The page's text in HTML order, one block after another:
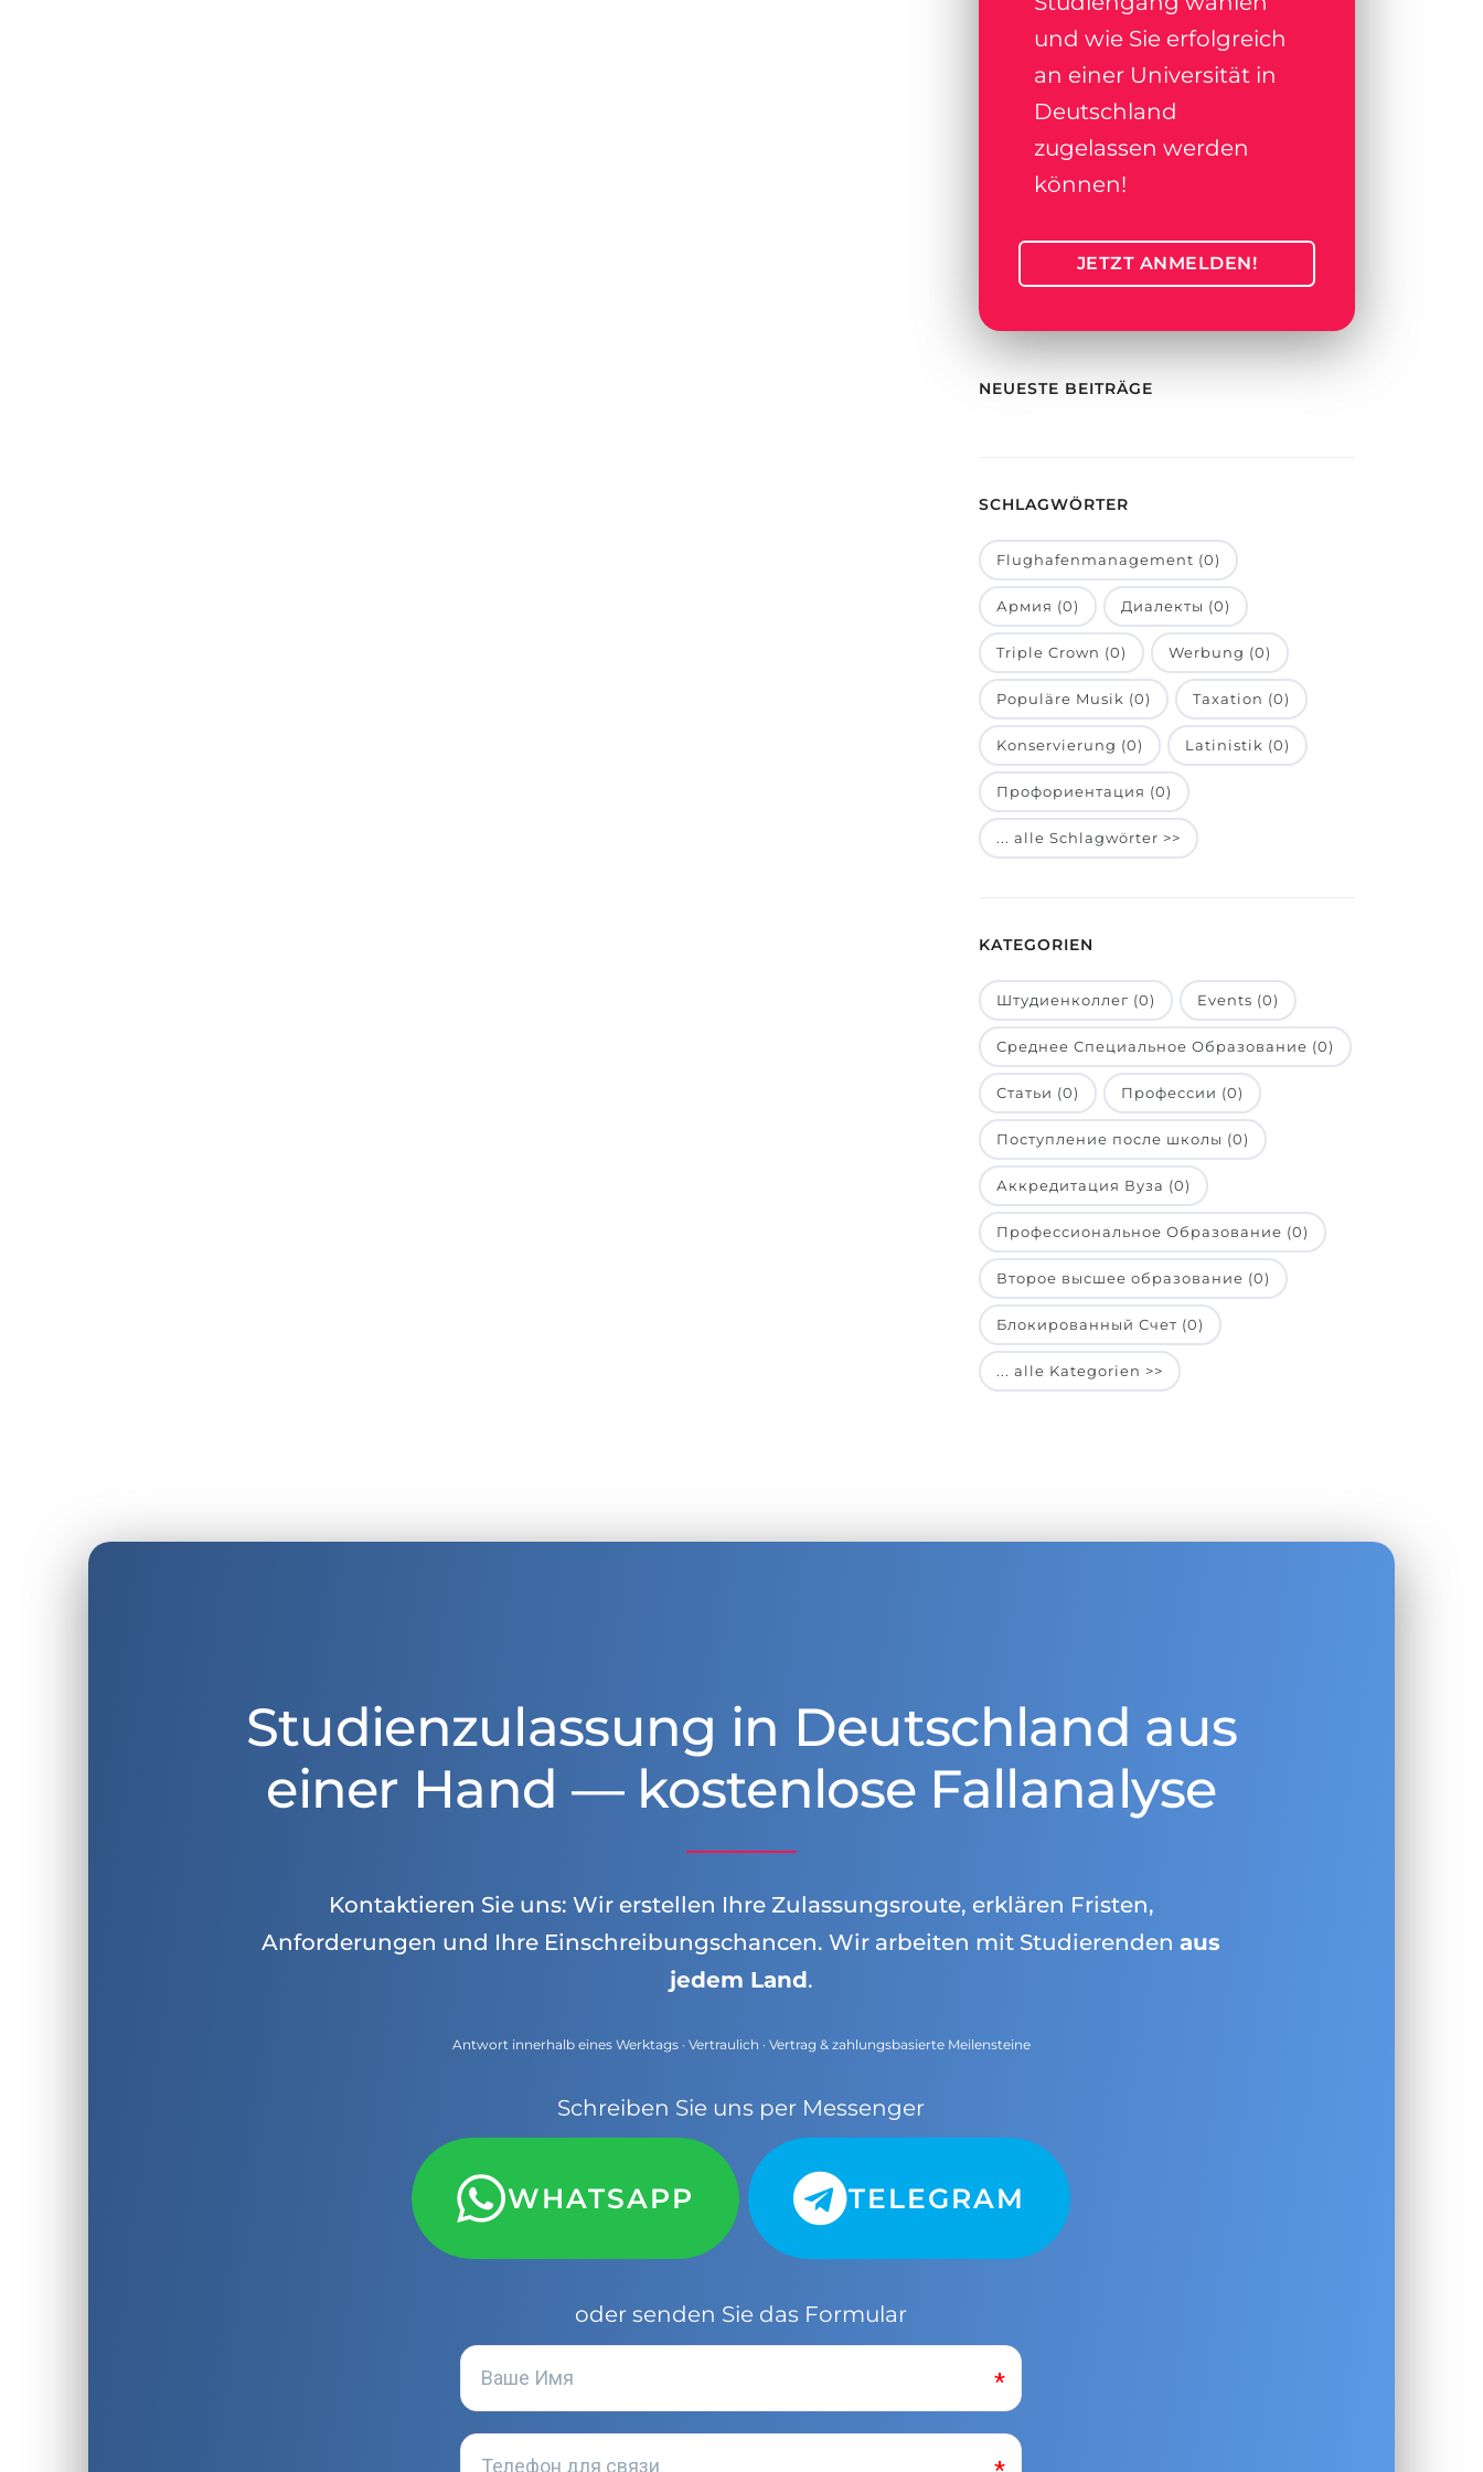
und wie Sie erfolgreich
an einer Universität in
Deutschland
zugelassen werden
können!
JETZT ANMELDEN!
NEUESTE BEITRÄGE
SCHLAGWÖRTER
Flughafenmanagement (0)
Армия (0) Диалекты (0)
Triple Crown (0) Werbung (0)
Populäre Musik (0) Taxation (0)
Konservierung (0) Latinistik (0)
Профориентация (0)
... alle Schlagwörter >>
KATEGORIEN
Штудиенколлег (0) Events (0)
Среднее Специальное Образование (0)
Статьи (0) Профессии (0)
Поступление после школы (0)
Аккредитация Вуза (0)
Профессиональное Образование (0)
Второе высшее образование (0)
Блокированный Счет (0)
... alle Kategorien >>
Studienzulassung in Deutschland aus
einer Hand — kostenlose Fallanalyse
Kontaktieren Sie uns: Wir erstellen Ihre Zulassungsroute, erklären Fristen,
Anforderungen und Ihre Einschreibungschancen. Wir arbeiten mit Studierendenaus
jedem Land.
Antwort innerhalb eines Werktags · Vertraulich · Vertrag & zahlungsbasierte Meilensteine
Schreiben Sie uns per Messenger
WHATSAPP TELEGRAM
oder senden Sie das Formular